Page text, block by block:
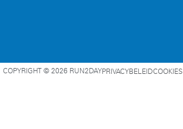
COPYRIGHT © 2026 RUN2DAYPRIVACYBELEIDCOOKIES